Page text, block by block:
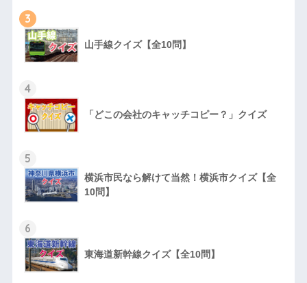
3
山手線クイズ【全10問】
4
「どこの会社のキャッチコピー？」クイズ
5
横浜市民なら解けて当然！横浜市クイズ【全
10問】
6
東海道新幹線クイズ【全10問】